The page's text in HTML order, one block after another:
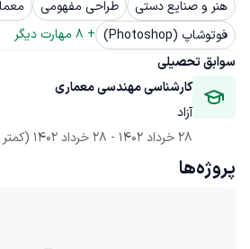
هنر و صنایع دستی
طراحی مفهومی
فوتوشاپ (Photoshop)
+
8 مهارت دیگر
سوابق تحصیلی
کارشناسی مهندسی معماری
آزاد
28 خرداد 1402
- 28 خرداد 1402
پروژه‌ها